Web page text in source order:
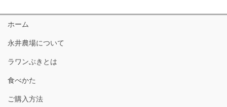
ホーム
永井農場について
ラワンぶきとは
食べかた
ご購入方法